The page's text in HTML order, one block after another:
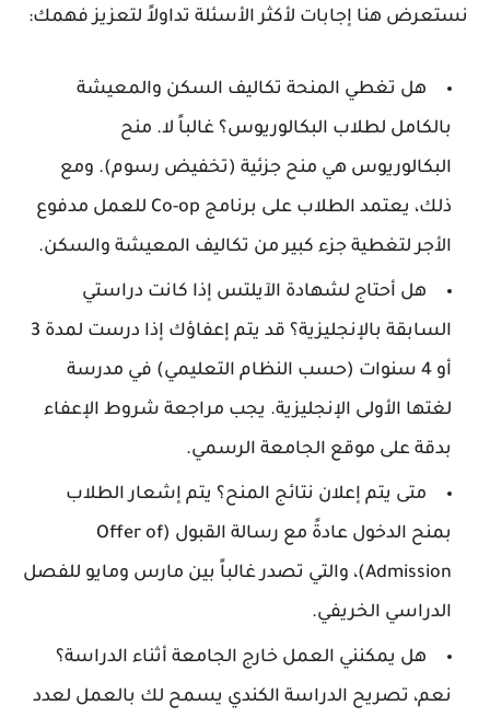
نستعرض هنا إجابات لأكثر الأسئلة تداولاً لتعزيز فهمك:
هل تغطي المنحة تكاليف السكن والمعيشة
بالكامل لطلاب البكالوريوس؟ غالباً لا. منح
البكالوريوس هي منح جزئية (تخفيض رسوم). ومع
ذلك، يعتمد الطلاب على برنامج Co-op للعمل مدفوع
الأجر لتغطية جزء كبير من تكاليف المعيشة والسكن.
هل أحتاج لشهادة الآيلتس إذا كانت دراستي
السابقة بالإنجليزية؟ قد يتم إعفاؤك إذا درست لمدة 3
أو 4 سنوات (حسب النظام التعليمي) في مدرسة
لغتها الأولى الإنجليزية. يجب مراجعة شروط الإعفاء
بدقة على موقع الجامعة الرسمي.
متى يتم إعلان نتائج المنح؟ يتم إشعار الطلاب
بمنح الدخول عادةً مع رسالة القبول (Offer of
Admission)، والتي تصدر غالباً بين مارس ومايو للفصل
الدراسي الخريفي.
هل يمكنني العمل خارج الجامعة أثناء الدراسة؟
نعم، تصريح الدراسة الكندي يسمح لك بالعمل لعدد